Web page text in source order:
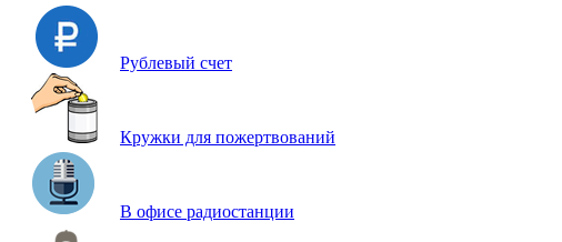
Рублевый счет
Кружки для пожертвований
В офисе радиостанции